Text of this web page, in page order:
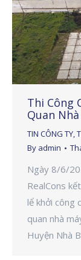
Thi Công
Quan
TIN CÔNG TY,
By admin
Ngày 8/6/
RealCons
lể khởi công
quan nhà
Huyện Nhà